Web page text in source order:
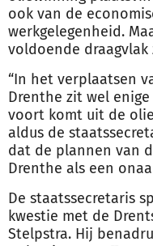
ook van de
werkgelegenheid.
voldoende
“In het verplaatsen
Drenthe zit wel
voort komt uit de
aldus de
dat de plannen van
Drenthe als een
De staatssecretaris
kwestie met de
Stelpstra. Hij